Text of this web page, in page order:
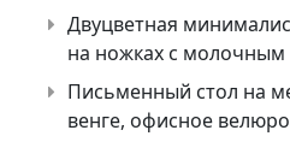
Двуцветная
на ножках с
Письменный стол на
венге, офисное